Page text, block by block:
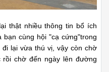
thật nhiều thông tin bổ ích
bạn cùng hội "cạ cứng"trong
lại vừa thú vị, vậy còn chờ
rồi chờ đến ngày lên đường